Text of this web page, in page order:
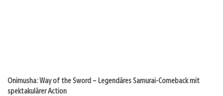
Onimusha: Way of the Sword – Legendäres Samurai-Comeback mit
spektakulärer Action